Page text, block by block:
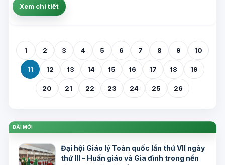
Xem chi tiết
1 2 3 4 5 6 7 8 9 10
11 12 13 14 15 16 17 18 19
20 21 22 23 24 25 26
BÀI MỚI
Đại hội Giáo lý Toàn quốc lần thứ VII ngày
thứ III - Huấn giáo và Gia đình trong nền